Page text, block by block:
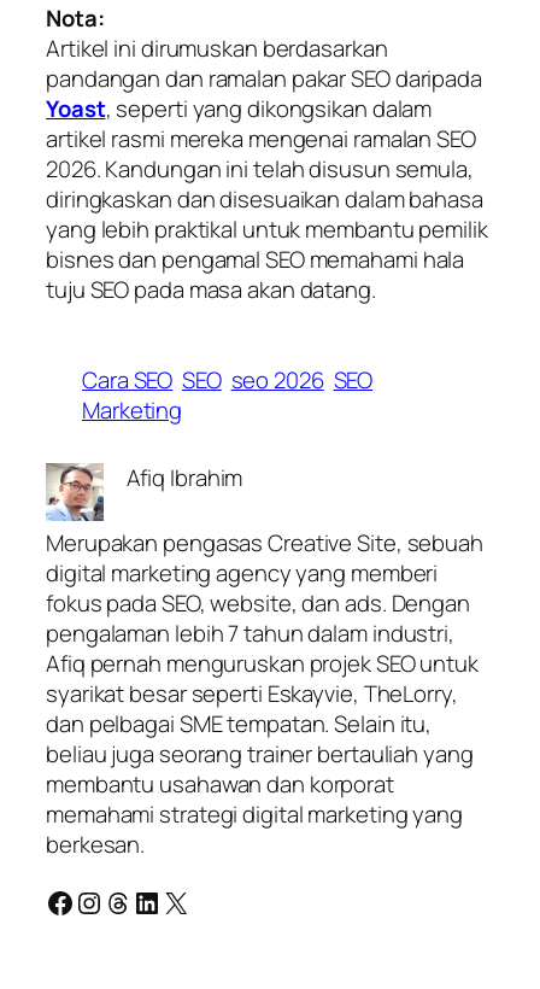
Nota:
Artikel ini dirumuskan berdasarkan
pandangan dan ramalan pakar SEO daripada
Yoast, seperti yang dikongsikan dalam
artikel rasmi mereka mengenai ramalan SEO
2026. Kandungan ini telah disusun semula,
diringkaskan dan disesuaikan dalam bahasa
yang lebih praktikal untuk membantu pemilik
bisnes dan pengamal SEO memahami hala
tuju SEO pada masa akan datang.
Cara SEO SEO seo 2026 SEO
Marketing
Afiq Ibrahim
Merupakan pengasas Creative Site, sebuah
digital marketing agency yang memberi
fokus pada SEO, website, dan ads. Dengan
pengalaman lebih 7 tahun dalam industri,
Afiq pernah menguruskan projek SEO untuk
syarikat besar seperti Eskayvie, TheLorry,
dan pelbagai SME tempatan. Selain itu,
beliau juga seorang trainer bertauliah yang
membantu usahawan dan korporat
memahami strategi digital marketing yang
berkesan.
Facebook
Instagram
Threads
LinkedIn
X